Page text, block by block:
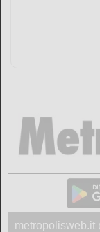
metropolisweb.it